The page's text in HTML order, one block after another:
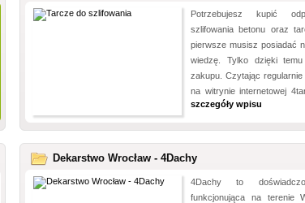
Potrzebujesz kupić
szlifowania betonu oraz
pierwsze musisz posiadać
wiedzę. Tylko dzięki
zakupu. Czytając
na witrynie internetowej
szczegóły wpisu
Dekarstwo Wrocław - 4Dachy
4Dachy to
funkcjonująca na terenie